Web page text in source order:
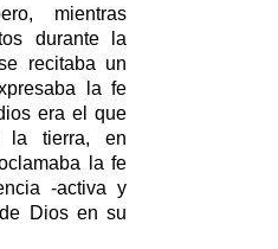
mientras
durante la
recitaba un
la fe
era el que
la tierra, en
la fe
-activa y
Dios en su